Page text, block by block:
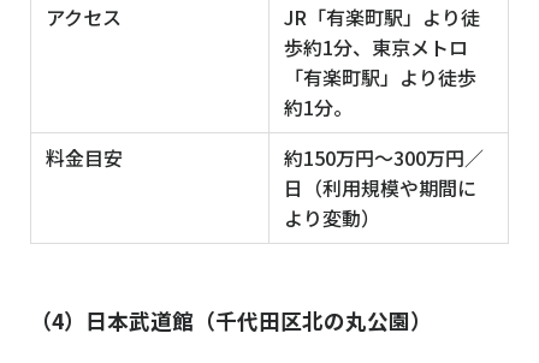
アクセス
JR「有楽町駅」より徒
歩約1分、東京メトロ
「有楽町駅」より徒歩
約1分。
料金目安
約150万円〜300万円／
日（利用規模や期間に
より変動）
（4）日本武道館（千代田区北の丸公園）